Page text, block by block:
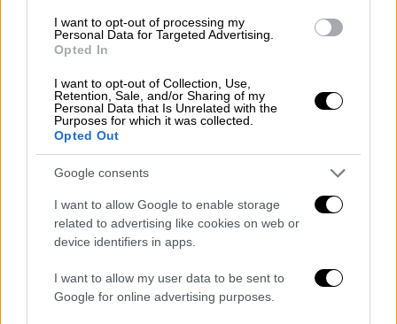
I want to opt-out of processing my
Personal Data for Targeted Advertising.
Opted In
I want to opt-out of Collection, Use,
Retention, Sale, and/or Sharing of my
Personal Data that Is Unrelated with the
Purposes for which it was collected.
Opted Out
Google consents
I want to allow Google to enable storage
related to advertising like cookies on web or
device identifiers in apps.
I want to allow my user data to be sent to
Google for online advertising purposes.
Ο Νεμάνια Νέντοβιτς είχε κεκτημένη
ταχύτητα από το ντέρμπι (18π. με 4/7
τρίποντα) και ο Γιώργος Παπαγιάννης
έμοιαζε με... σέντερ ύψους 2,30μ. κάνοντας
πάρτι και στις δύο πλευρές του παρκέ (18
πόντοι, 13 ριμπάουντ, 4 κοψίματα και 31 στο
ranking). Παράλληλα, ο Ντάριλ Μέικον ήταν
Πρίφτη σούταραν με 40% πίσω από το
τρίποντο και η νίκη ψυχολογίας ήρθε στο
Πρώτοι σκόρερ των ηττημένων ήταν οι